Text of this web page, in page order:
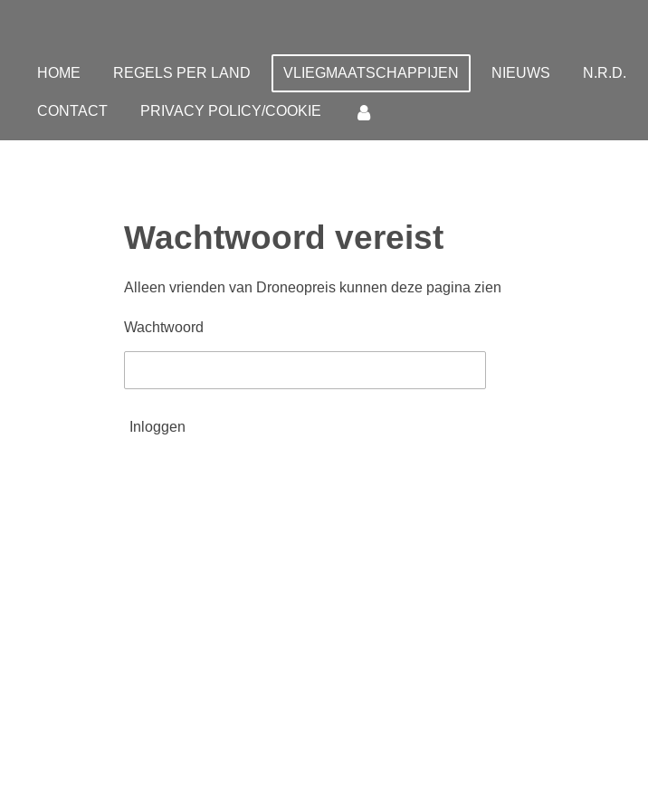
naarHOME REGELS PER LAND VLIEGMAATSCHAPPIJEN NIEUWS N.R.D.
CONTACT PRIVACY POLICY/COOKIE
Wachtwoord vereist
Alleen vrienden van Droneopreis kunnen deze pagina zien
Wachtwoord
Inloggen